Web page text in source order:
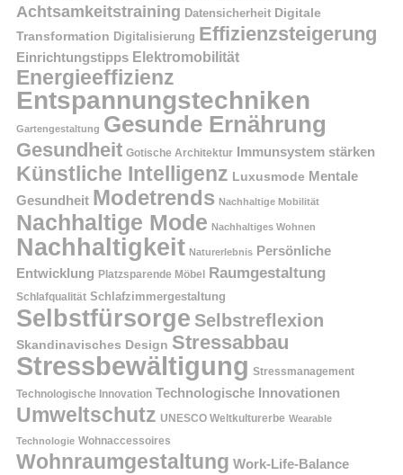
Achtsamkeitstraining Datensicherheit Digitale
Transformation Digitalisierung Effizienzsteigerung
Einrichtungstipps Elektromobilität
Energieeffizienz
Entspannungstechniken
Gartengestaltung Gesunde Ernährung
Gesundheit Gotische Architektur Immunsystem stärken
Künstliche Intelligenz Luxusmode Mentale
Gesundheit Modetrends Nachhaltige Mobilität
Nachhaltige Mode Nachhaltiges Wohnen
Nachhaltigkeit Naturerlebnis Persönliche
Entwicklung Platzsparende Möbel Raumgestaltung
Schlafqualität Schlafzimmergestaltung
Selbstfürsorge Selbstreflexion
Skandinavisches Design Stressabbau
Stressbewältigung Stressmanagement
Technologische Innovation Technologische Innovationen
Umweltschutz UNESCO Weltkulturerbe Wearable
Technologie Wohnaccessoires
Wohnraumgestaltung Work-Life-Balance